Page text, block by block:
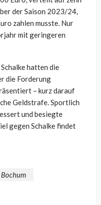
der Saison 2023/24,
zahlen musste. Nur
mit geringeren
hatten die
die Forderung
– kurz darauf
Geldstrafe. Sportlich
und besiegte
gegen Schalke findet